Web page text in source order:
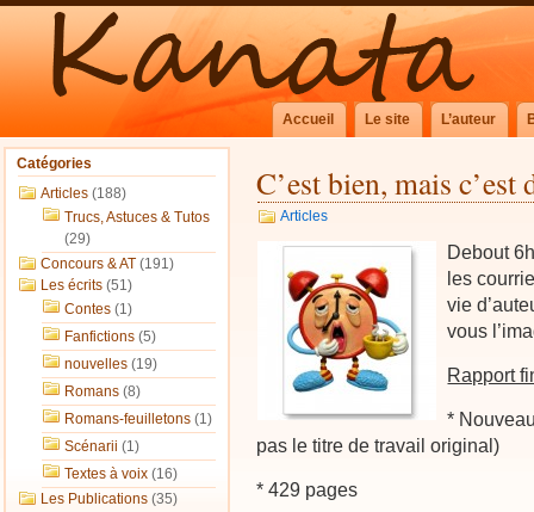
Accueil Le site L’auteur
Catégories
Articles (188)
Trucs, Astuces & Tutos
(29)
Concours & AT (191)
Les écrits (51)
Contes (1)
Fanfictions (5)
nouvelles (19)
Romans (8)
Romans-feuilletons (1)
Scénarii (1)
Textes à voix (16)
Les Publications (35)
C’est bien, mais c’est
Articles
Debout
les
vie
vous
Rapport
*
pas le titre de travail original)
* 429 pages